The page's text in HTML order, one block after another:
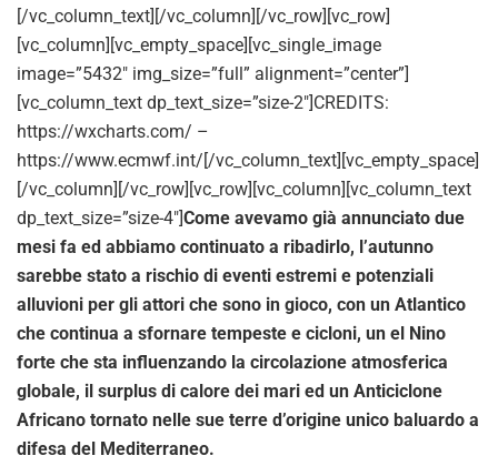
[/vc_column_text][/vc_column][/vc_row][vc_row]
[vc_column][vc_empty_space][vc_single_image
image=”5432″ img_size=”full” alignment=”center”]
[vc_column_text dp_text_size=”size-2″]CREDITS:
https://wxcharts.com/ –
https://www.ecmwf.int/[/vc_column_text][vc_empty_space]
[/vc_column][/vc_row][vc_row][vc_column][vc_column_text
dp_text_size=”size-4″]Come avevamo già annunciato due
mesi fa ed abbiamo continuato a ribadirlo, l’autunno
sarebbe stato a rischio di eventi estremi e potenziali
alluvioni per gli attori che sono in gioco, con un Atlantico
che continua a sfornare tempeste e cicloni, un el Nino
forte che sta influenzando la circolazione atmosferica
globale, il surplus di calore dei mari ed un Anticiclone
Africano tornato nelle sue terre d’origine unico baluardo a
difesa del Mediterraneo.